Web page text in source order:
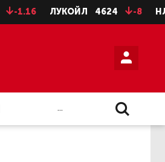
ЛУКОЙЛ 4624 -8 НЛМК ао
...